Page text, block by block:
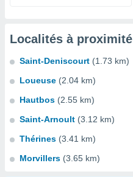
Localités à proximité
Saint-Deniscourt (1.73 km)
Loueuse (2.04 km)
Hautbos (2.55 km)
Saint-Arnoult (3.12 km)
Thérines (3.41 km)
Morvillers (3.65 km)